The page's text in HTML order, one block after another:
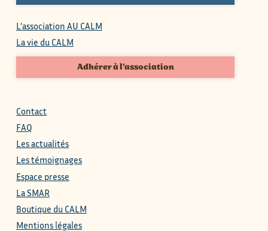
L’association AU CALM
La vie du CALM
Adhérer à l'association
Contact
FAQ
Les actualités
Les témoignages
Espace presse
La SMAR
Boutique du CALM
Mentions légales